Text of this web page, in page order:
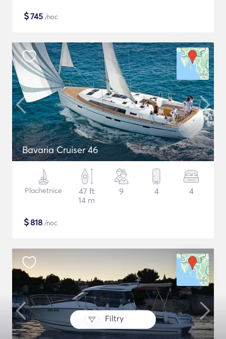
Filtry
$745 /noc
Bavaria Cruiser 46
Plachetnice
47 ft
14 m
9 4 4
$818 /noc